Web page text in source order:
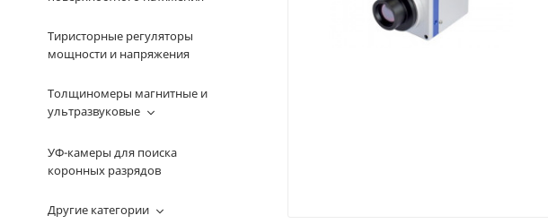
Тиристорные регуляторы
мощности и напряжения
Толщиномеры магнитные и
ультразвуковые
УФ-камеры для поиска
коронных разрядов
Другие категории